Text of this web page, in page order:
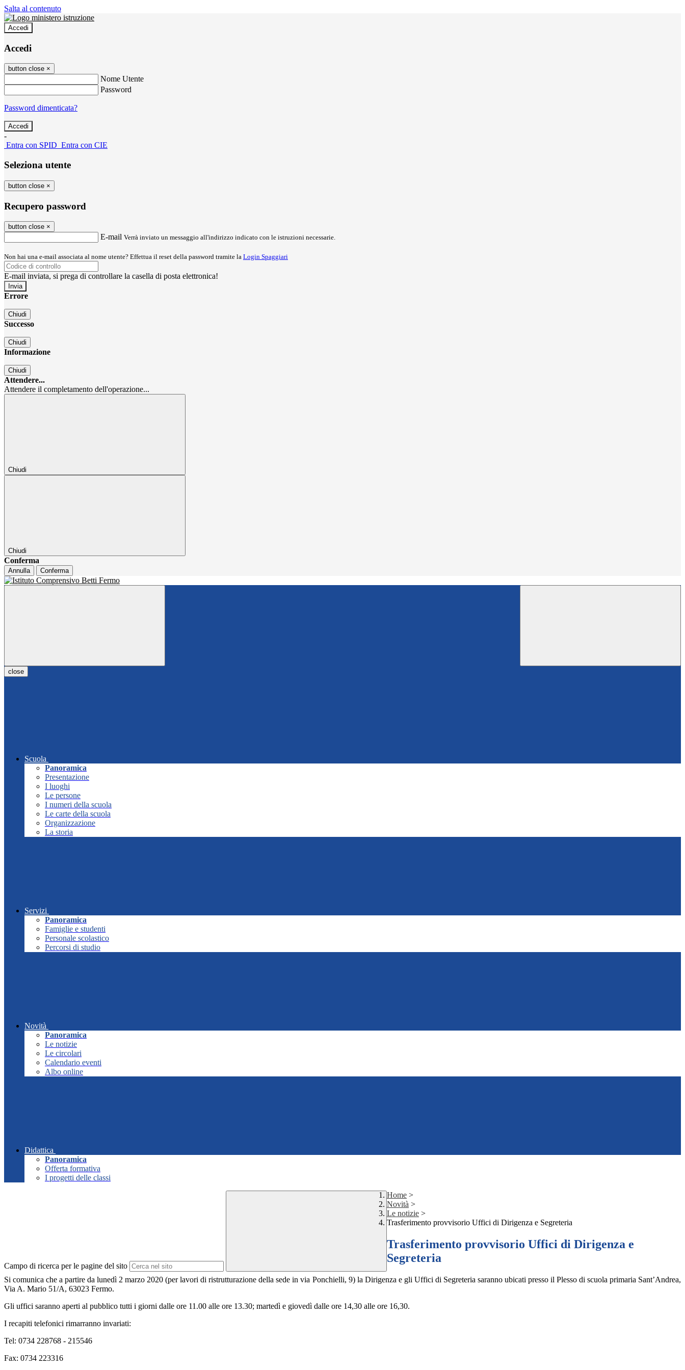
Salta al contenuto
Accedi
Accedi
button close ×
Nome Utente
Password
Password dimenticata?
-
Entra con SPID Entra con CIE
Seleziona utente
button close ×
Recupero password
button close ×
E-mail Verrà inviato un messaggio all'indirizzo indicato con le istruzioni necessarie.
Non hai una e-mail associata al nome utente? Effettua il reset della password tramite la Login Spaggiari
E-mail inviata, si prega di controllare la casella di posta elettronica!
Errore
Chiudi
Successo
Chiudi
Informazione
Chiudi
Attendere...
Attendere il completamento dell'operazione...
Chiudi
Chiudi
Conferma
Annulla Conferma
close
Scuola
Panoramica
Presentazione
I luoghi
Le persone
I numeri della scuola
Le carte della scuola
Organizzazione
La storia
Servizi
Panoramica
Famiglie e studenti
Personale scolastico
Percorsi di studio
Novità
Panoramica
Le notizie
Le circolari
Calendario eventi
Albo online
Didattica
Panoramica
Offerta formativa
I progetti delle classi
Campo di ricerca per le pagine del sito
Home >
Novità >
Le notizie >
Trasferimento provvisorio Uffici di Dirigenza e Segreteria
Trasferimento provvisorio Uffici di Dirigenza e
Segreteria
Si comunica che a partire da lunedì 2 marzo 2020 (per lavori di ristrutturazione della sede in via Ponchielli, 9) la Dirigenza e gli Uffici di Segreteria saranno ubicati presso il Plesso di scuola primaria Sant’Andrea,
Via A. Mario 51/A, 63023 Fermo.
Gli uffici saranno aperti al pubblico tutti i giorni dalle ore 11.00 alle ore 13.30; martedì e giovedì dalle ore 14,30 alle ore 16,30.
I recapiti telefonici rimarranno invariati:
Tel: 0734 228768 - 215546
Fax: 0734 223316